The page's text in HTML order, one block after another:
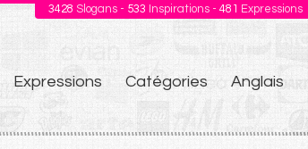
3428 Slogans - 533 Inspirations - 481 Expressions
Expressions Catégories Anglais